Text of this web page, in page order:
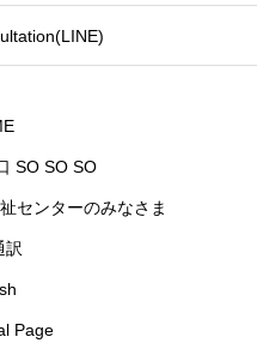
SO SO SO
センターのみなさま
訳
Page